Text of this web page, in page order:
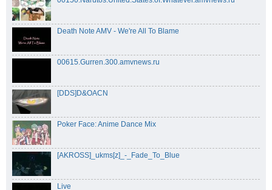
Death Note AMV - We're All To Blame
00615.Gurren.300.amvnews.ru
[DDS]D&OACN
Poker Face: Anime Dance Mix
[AKROSS]_ukms[z]_-_Fade_To_Blue
Live